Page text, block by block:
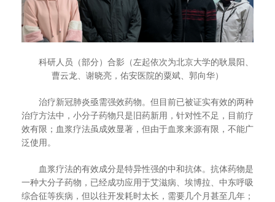
科研人员（部分）合影（左起依次为北京大学的耿晨阳、
曹云龙、谢晓亮，佑安医院的粟斌、郭向华）
治疗新冠肺炎亟需强效药物。但目前已被证实有效的两种
治疗方法中，小分子药物只是旧药新用，针对性不足，目前疗
效有限；血浆疗法虽成效显著，但由于血浆来源有限，不能广
泛使用。
血浆疗法的有效成分是特异性强的中和抗体。抗体药物是
一种大分子药物，已经成功应用于艾滋病、埃博拉、中东呼吸
综合征等疾病，但以往开发耗时太长，需要几个月甚至几年；